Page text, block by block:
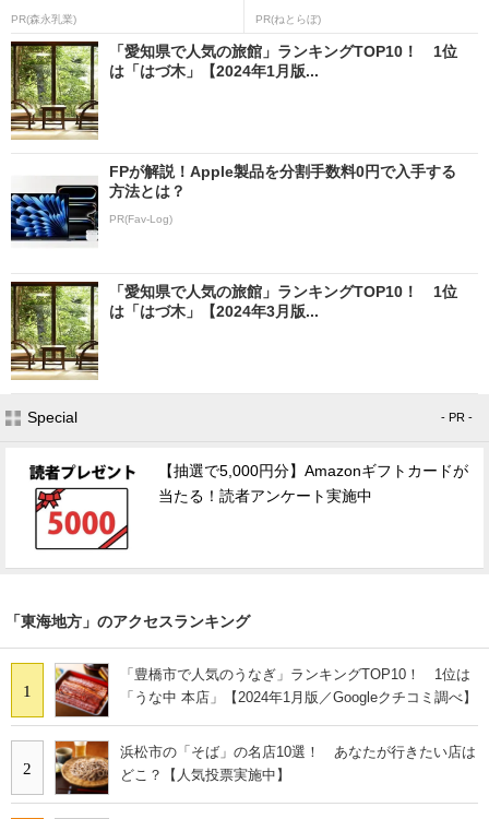
PR(森永乳業) PR(ねとらぼ)
「愛知県で人気の旅館」ランキングTOP10！ 1位
は「はづ木」【2024年1月版...
FPが解説！Apple製品を分割手数料0円で入手する
方法とは？
PR(Fav-Log)
「愛知県で人気の旅館」ランキングTOP10！ 1位
は「はづ木」【2024年3月版...
Special - PR -
【抽選で5,000円分】Amazonギフトカードが
当たる！読者アンケート実施中
「東海地方」のアクセスランキング
1
「豊橋市で人気のうなぎ」ランキングTOP10！ 1位は
「うな中 本店」【2024年1月版／Googleクチコミ調べ】
2
浜松市の「そば」の名店10選！ あなたが行きたい店は
どこ？【人気投票実施中】